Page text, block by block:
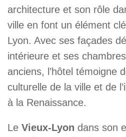
architecture et son rôle
ville en font un élément
Lyon. Avec ses façades
intérieure et ses
anciens, l’hôtel témoigne
culturelle de la ville et de
à la Renaissance.
Le Vieux-Lyon dans son